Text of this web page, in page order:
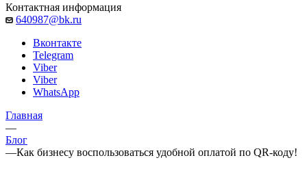
Контактная информация
640987@bk.ru
Вконтакте
Telegram
Viber
Viber
WhatsApp
Главная
—
Блог
—Как бизнесу воспользоваться удобной оплатой по QR-коду!